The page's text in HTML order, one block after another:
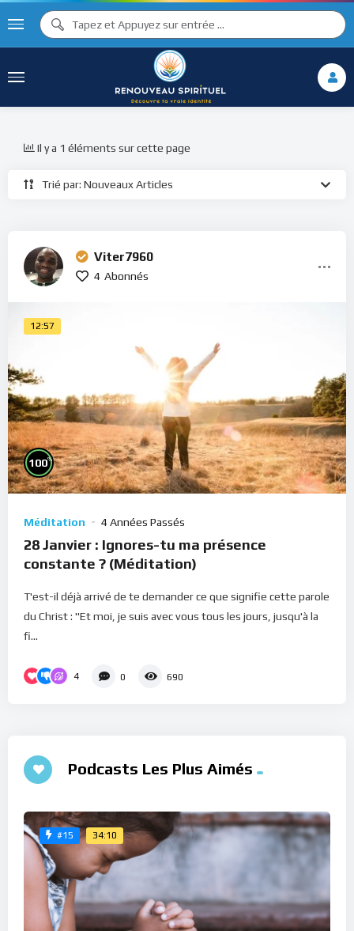
Trié par: Nouveaux Articles
Il y a 1 éléments sur cette page
Viter7960
4 Abonnés
12:57
100%
Méditation 4 Années Passés
28 Janvier : Ignores-tu ma présence
constante ? (Méditation)
T'est-il déjà arrivé de te demander ce que signifie cette parole
du Christ : "Et moi, je suis avec vous tous les jours, jusqu'à la
fi...
4 0 690
Podcasts Les Plus Aimés
#15 34:10